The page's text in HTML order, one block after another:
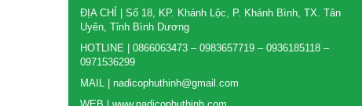
ĐỊA CHỈ | Số 18, KP. Khánh Lộc, P. Khánh Bình, TX. Tân
Uyên, Tỉnh Bình Dương
HOTLINE | 0866063473 – 0983657719 – 0936185118 –
0971536299
MAIL | nadicophuthinh@gmail.com